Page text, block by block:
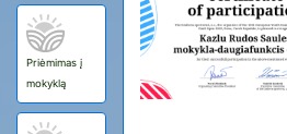
Priėmimas į
mokyklą